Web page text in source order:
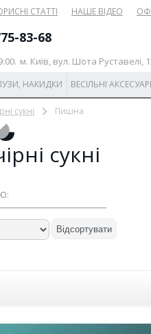
СТАТТІ НАШЕ ВІДЕО
83-68
м. Київ, вул. Шота Руставелі,
НАКИДКИ ВЕСІЛЬНІ
сукні Пишна
сукні
Відсортувати